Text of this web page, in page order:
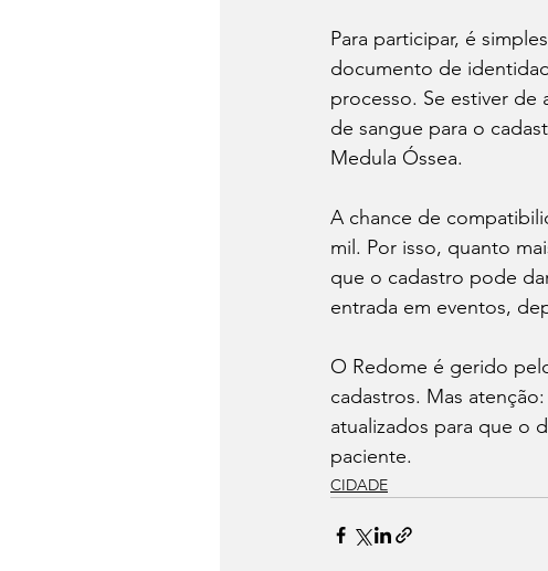
Para participar, é
documento de
processo. Se estiver de
de sangue para o
Medula Óssea.
A chance de
mil. Por isso, quanto
que o cadastro pode
entrada em eventos,
O Redome é gerido
cadastros. Mas
atualizados para que o
paciente.
CIDADE